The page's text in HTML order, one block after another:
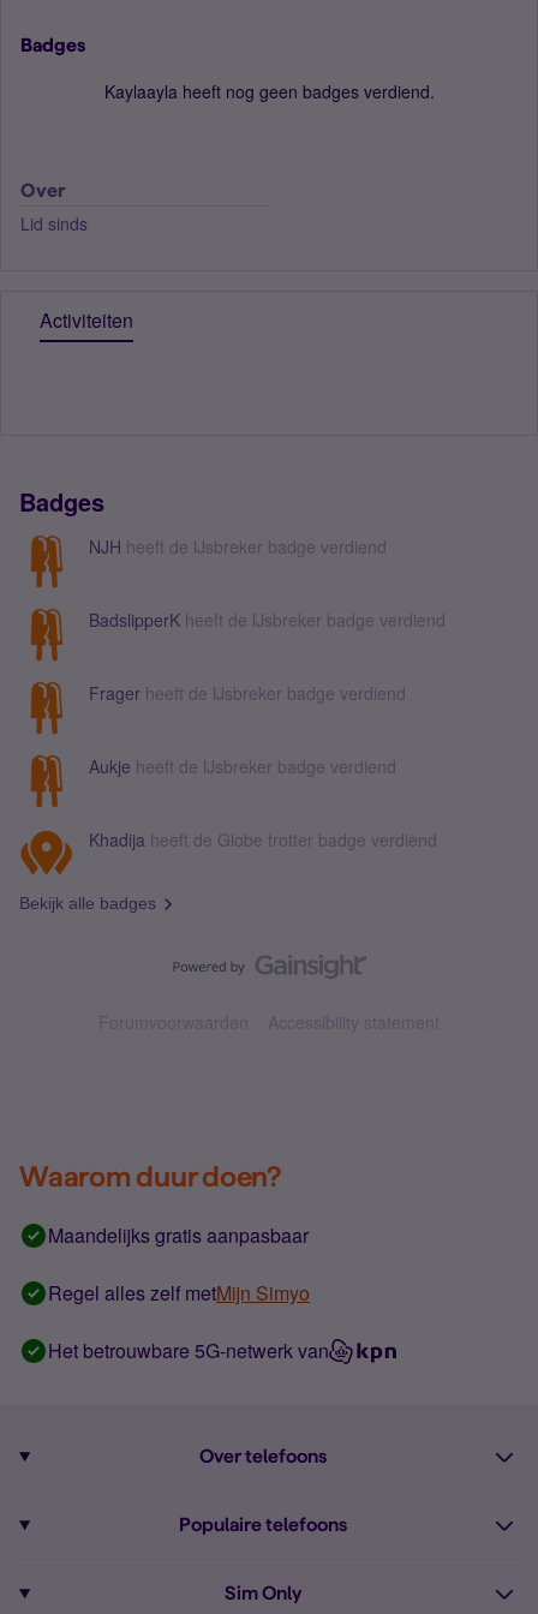
Badges
Kaylaayla heeft nog geen badges verdiend.
Over
Lid sinds
Activiteiten
Badges
NJH heeft de IJsbreker badge verdiend
BadslipperK heeft de IJsbreker badge verdiend
Frager heeft de IJsbreker badge verdiend
Aukje heeft de IJsbreker badge verdiend
Khadija heeft de Globe trotter badge verdiend
Bekijk alle badges
Forumvoorwaarden Accessibility statement
Waarom duur doen?
Maandelijks gratis aanpasbaar
Regel alles zelf metMijn Simyo
Het betrouwbare 5G-netwerk van
Over telefoons
Alle telefoons
Populaire telefoons
Sim Only